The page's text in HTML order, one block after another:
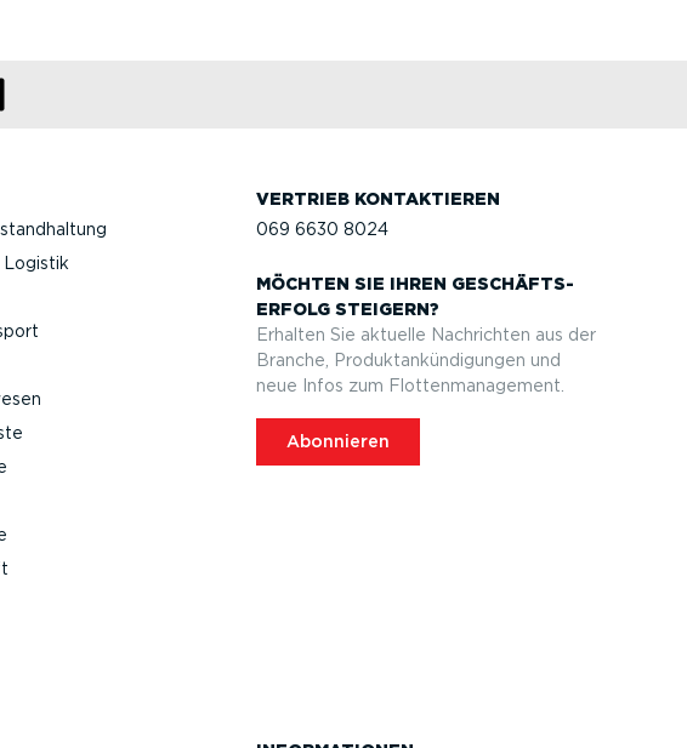
Logistik
VERTRIEB KONTAK­TIEREN
069 6630 8024
MÖCHTEN SIE IHREN GESCHÄFTS­
ERFOLG STEIGERN?
Erhalten Sie aktuelle Nachrichten aus der
Branche, Produktan­kün­di­gungen und
neue Infos zum Flotten­ma­nagement.
Abonnieren